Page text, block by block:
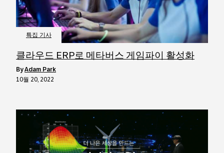
특집 기사
클라우드 ERP로 메타버스 게임파이 활성화
byAdam Park
10월 20, 2022